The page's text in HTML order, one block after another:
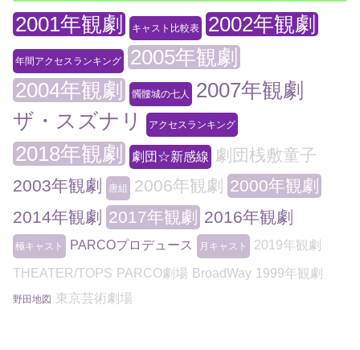
2001年観劇 キャスト比較表 2002年観劇
年間アクセスランキング
2005年観劇
2004年観劇
髑髏城の七人
2007年観劇
ザ・スズナリ
アクセスランキング
2018年観劇 劇団☆新感線
劇団桟敷童子
2003年観劇
唐組 2006年観劇
2000年観劇
2014年観劇 2017年観劇 2016年観劇
極キャスト PARCOプロデュース 月キャスト 2019年観劇
THEATER/TOPS PARCO劇場 BroadWay 1999年観劇
野田地図 東京芸術劇場